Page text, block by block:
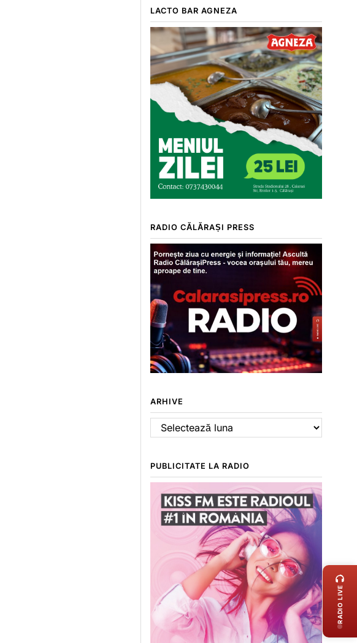
LACTO BAR AGNEZA
RADIO CĂLĂRAȘI PRESS
ARHIVE
Arhive
PUBLICITATE LA RADIO
RADIO LIVE